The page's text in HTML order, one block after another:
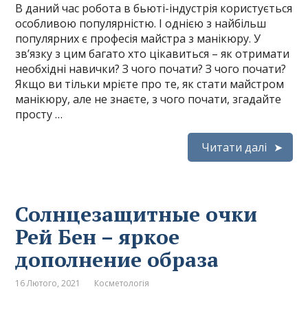
В даний час робота в бьюті-індустрія користується
особливою популярністю. І однією з найбільш
популярних є професія майстра з манікюру. У
зв’язку з цим багато хто цікавиться – як отримати
необхідні навички? З чого почати? З чого почати?
Якщо ви тільки мрієте про те, як стати майстром
манікюру, але не знаєте, з чого почати, згадайте
просту …
Читати далі
Солнцезащитные очки
Рей Бен – яркое
дополнение образа
16 Лютого, 2021 Косметологія